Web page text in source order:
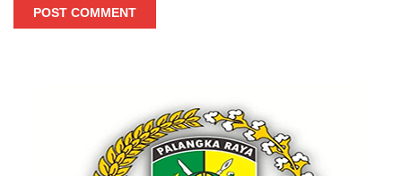
POST COMMENT